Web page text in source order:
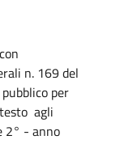
n. 169 del
per
agli
2° - anno